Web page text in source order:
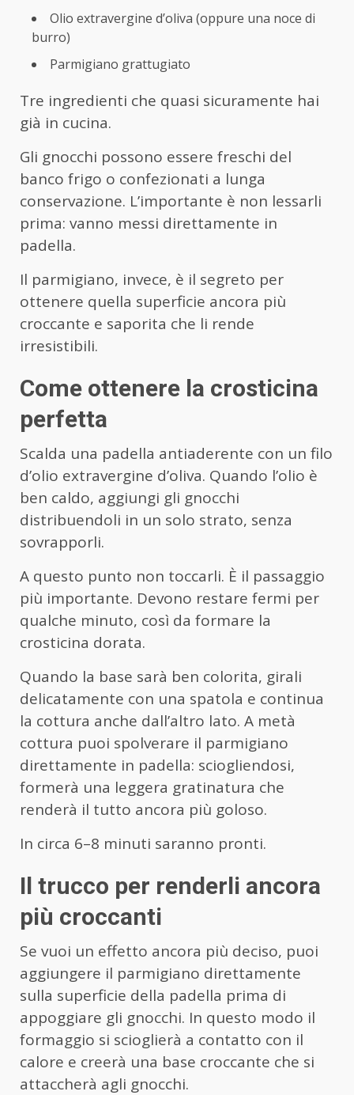
Olio extravergine d’oliva (oppure una noce di
burro)
Parmigiano grattugiato
Tre ingredienti che quasi sicuramente hai
già in cucina.
Gli gnocchi possono essere freschi del
banco frigo o confezionati a lunga
conservazione. L’importante è non lessarli
prima: vanno messi direttamente in
padella.
Il parmigiano, invece, è il segreto per
ottenere quella superficie ancora più
croccante e saporita che li rende
irresistibili.
Come ottenere la crosticina
perfetta
Scalda una padella antiaderente con un filo
d’olio extravergine d’oliva. Quando l’olio è
ben caldo, aggiungi gli gnocchi
distribuendoli in un solo strato, senza
sovrapporli.
A questo punto non toccarli. È il passaggio
più importante. Devono restare fermi per
qualche minuto, così da formare la
crosticina dorata.
Quando la base sarà ben colorita, girali
delicatamente con una spatola e continua
la cottura anche dall’altro lato. A metà
cottura puoi spolverare il parmigiano
direttamente in padella: sciogliendosi,
formerà una leggera gratinatura che
renderà il tutto ancora più goloso.
In circa 6–8 minuti saranno pronti.
Il trucco per renderli ancora
più croccanti
Se vuoi un effetto ancora più deciso, puoi
aggiungere il parmigiano direttamente
sulla superficie della padella prima di
appoggiare gli gnocchi. In questo modo il
formaggio si scioglierà a contatto con il
calore e creerà una base croccante che si
attaccherà agli gnocchi.